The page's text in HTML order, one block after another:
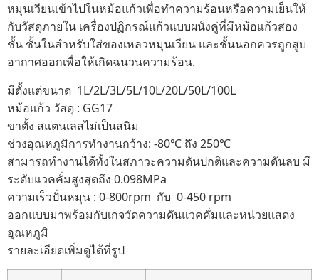
หมุนเวียนเข้าไปในหม้อแก้วเพื่อทำความร้อนหรือความเย็นให้
กับวัสดุภายใน เครื่องปฏิกรณ์แก้วแบบผนังคู่ที่มีหม้อแก้วสอง
ชั้น ชั้นในสำหรับใส่ของเหลวหมุนเวียน และชั้นนอกควรถูกสูบ
อากาศออกเพื่อให้เกิดฉนวนความร้อน.
มีตั้งแต่ขนาด 1L/2L/3L/5L/10L/20L/50L/100L
หม้อแก้ว วัสดุ : GG17
ขาตั้ง สแตนเลสไม่เป็นสนิม
ช่วงอุณหภูมิการทำงานกว้าง: -80℃ ถึง 250℃
สามารถทำงานได้ทั้งในสภาวะความดันปกติและความดันลบ มี
ระดับแวคคั่มสูงสุดถึง 0.098MPa
ความเร็วปั่นหมุน : 0-800rpm กับ 0-450 rpm
ออกแบบมาพร้อมกับเกจวัดความดันแวคคั่มและหน่วยแสดง
อุณหภูมิ
รายละเอียดเพิ่มดูได้ที่รูป